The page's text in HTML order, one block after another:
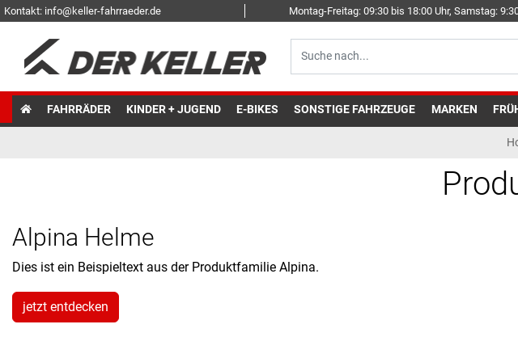
Kontakt: info@keller-fahrraeder.de Montag-Freitag: 09:30 bis 18:00 Uhr, Samstag:
FAHRRÄDER KINDER + JUGEND E-BIKES SONSTIGE FAHRZEUGE MARKEN
Alpina Helme
Dies ist ein Beispieltext aus der Produktfamilie Alpina.
jetzt entdecken